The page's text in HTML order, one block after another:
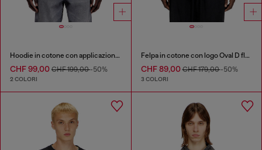
Hoodie in cotone con applicazione a D
CHF 99,00 CHF 199,00-50%
2 COLORI
Felpa in cotone con logo Oval D floccato
CHF 89,00CHF 179,00-50%
3 COLORI